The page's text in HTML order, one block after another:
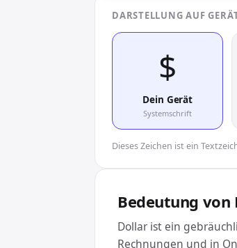
DARSTELLUNG AUF
$︎
Dein Gerät
Systemschrift
Dieses Zeichen ist ein
Bedeutung von
Dollar ist ein
Rechnungen und in